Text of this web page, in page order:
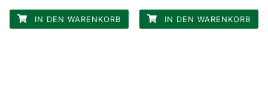
IN DEN WARENKORB IN DEN WARENKORB